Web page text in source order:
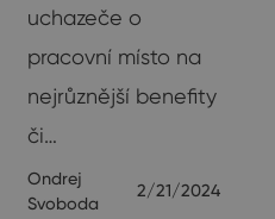
uchazeče o
pracovní místo na
nejrůznější benefity
či…
Ondrej
Svoboda
2/21/2024